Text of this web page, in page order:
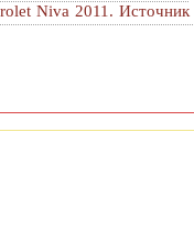
Niva 2011. Источник